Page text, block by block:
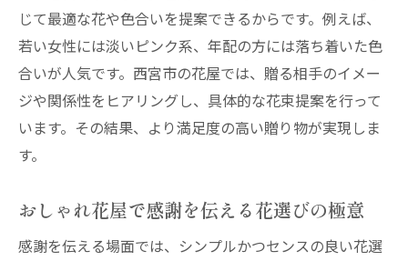
じて最適な花や色合いを提案できるからです。例えば、
若い女性には淡いピンク系、年配の方には落ち着いた色
合いが人気です。西宮市の花屋では、贈る相手のイメー
ジや関係性をヒアリングし、具体的な花束提案を行って
います。その結果、より満足度の高い贈り物が実現しま
す。
おしゃれ花屋で感謝を伝える花選びの極意
感謝を伝える場面では、シンプルかつセンスの良い花選